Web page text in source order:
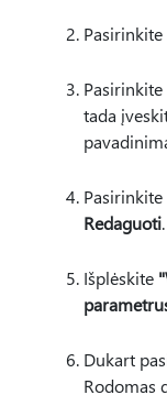
Pasirinkite
tada
Redaguoti.
Išplėskite
Dukart
Rodomas